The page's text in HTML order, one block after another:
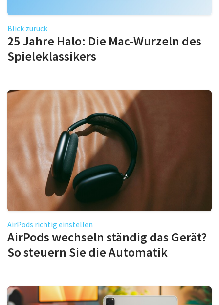
Blick zurück
25 Jahre Halo: Die Mac-Wurzeln des
Spieleklassikers
AirPods richtig einstellen
AirPods wechseln ständig das Gerät?
So steuern Sie die Automatik